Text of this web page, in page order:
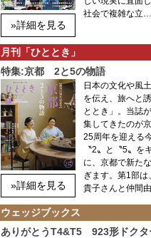
»詳細を見る
社会で複雑な立…
月刊「ひととき」
特集:京都 2と5の物語
»詳細を見る
日本の文化や風
を伝え、旅へと
ととき」。当誌
集してきたのが
25周年を迎える
〝2〟と〝5〟を
に、京都で新た
ぎます。第1部
貴子さんと仲間
ウェッジブックス
ありがとうT4&T5 923形ドクタ